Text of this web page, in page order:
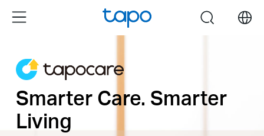
navigation
Menu search
Smarter Care. Smarter
Living